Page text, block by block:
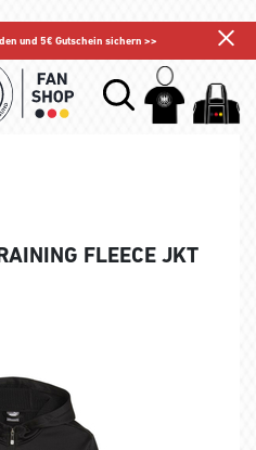
und 5€ Gutschein sichern >>
FLEECE JKT